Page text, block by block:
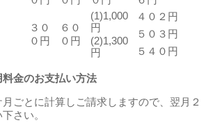
３０
０円
６０
０円
(1)1,000
円
(2)1,300
円
４０２円
５０３円
５４０円
料金のお支払い方法
ごとに計算しご請求しますので、翌月２
さい。